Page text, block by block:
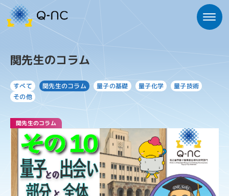
関先生のコラム
すべて 関先生のコラム 量子の基礎 量子化学 量子技術
その他
関先生のコラム